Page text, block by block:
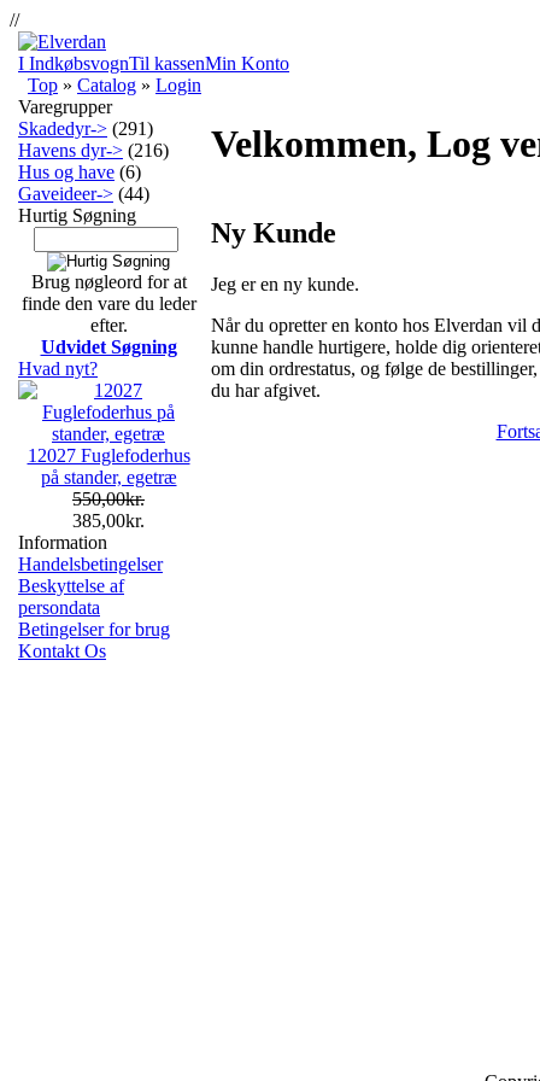
//
I IndkøbsvognTil kassenMin Konto
Top » Catalog » Login
Velkommen, Log
Ny Kunde
Jeg er en ny kunde.
Når du opretter en konto hos Elverdan vil
kunne handle hurtigere, holde dig
om din ordrestatus, og følge de bestillinger,
du har afgivet.
Varegrupper
Skadedyr-> (291)
Havens dyr-> (216)
Hus og have (6)
Gaveideer-> (44)
Hurtig Søgning
Brug nøgleord for at
finde den vare du leder
efter.
Udvidet Søgning
Hvad nyt?
12027 Fuglefoderhus
på stander, egetræ
550,00kr.
385,00kr.
Information
Handelsbetingelser
Beskyttelse af
persondata
Betingelser for brug
Kontakt Os